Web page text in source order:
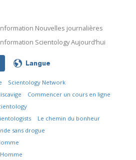
Nouvelles journalières
Scientology Aujourd’hui
Langue
Scientology Network
Commencer un cours en ligne
Le chemin du bonheur
sans drogue